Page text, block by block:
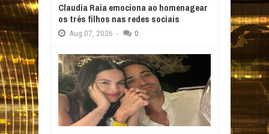
Claudia Raia emociona ao homenagear
os três filhos nas redes sociais
Aug 07, 2026 - 0